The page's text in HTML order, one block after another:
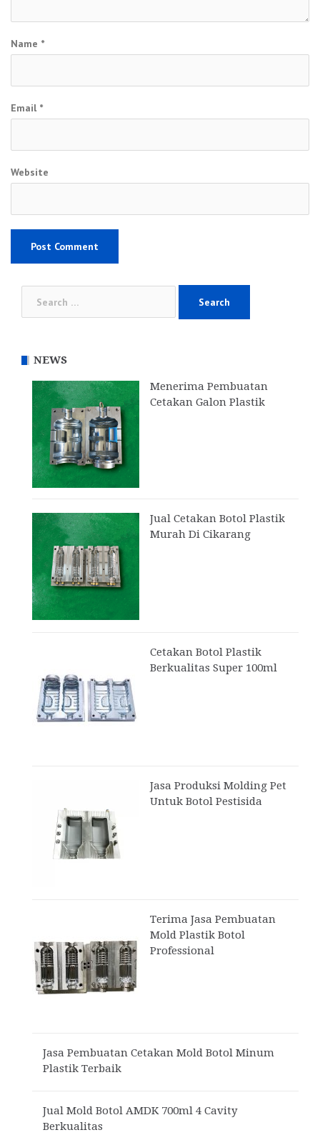
Name *
Email *
Website
NEWS
Menerima Pembuatan
Cetakan Galon Plastik
Jual Cetakan Botol Plastik
Murah Di Cikarang
Cetakan Botol Plastik
Berkualitas Super 100ml
Jasa Produksi Molding Pet
Untuk Botol Pestisida
Terima Jasa Pembuatan
Mold Plastik Botol
Professional
Jasa Pembuatan Cetakan Mold Botol Minum
Plastik Terbaik
Jual Mold Botol AMDK 700ml 4 Cavity
Berkualitas